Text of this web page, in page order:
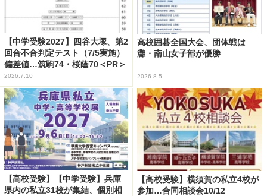
【中学受験2027】四谷大塚、第2
回合不合判定テスト（7/5実施）
偏差値…筑駒74・桜蔭70＜PR＞
2026.7.10
高校囲碁全国大会、団体戦は
灘・南山女子部が優勝
2026.8.5
【高校受験】【中学受験】兵庫
県内の私立31校が集結、個別相
【高校受験】横須賀の私立4校が
参加…合同相談会10/12